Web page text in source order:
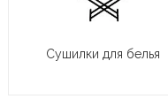
Сушилки для белья